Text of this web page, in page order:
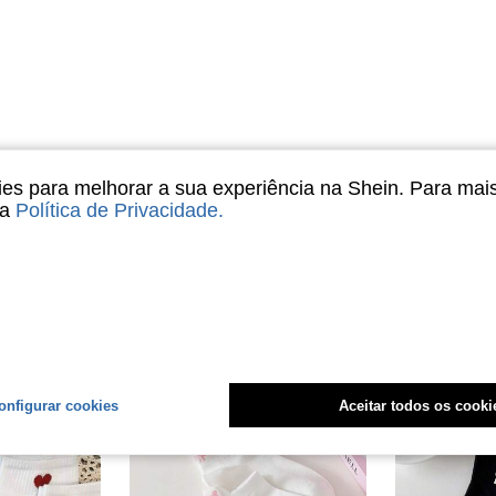
para melhorar a sua experiência na Shein. Para
Política de Privacidade.
cookies Aceitar todos os